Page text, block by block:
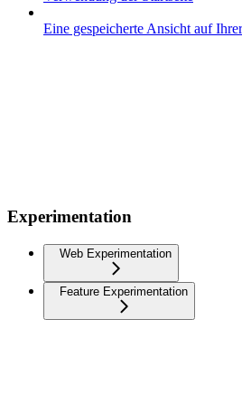
Eine gespeicherte Ansicht auf
Experimentation
Web Experimentation
Feature Experimentation